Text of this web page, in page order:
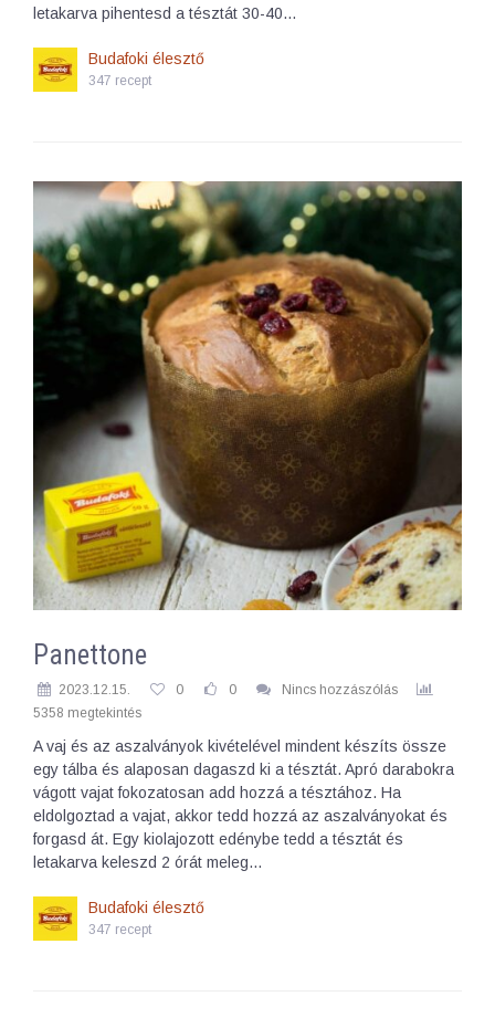
letakarva pihentesd a tésztát 30-40…
Budafoki élesztő
347 recept
Panettone
2023.12.15. 0 0
Nincs hozzászólás
5358 megtekintés
A vaj és az aszalványok kivételével mindent készíts össze
egy tálba és alaposan dagaszd ki a tésztát. Apró darabokra
vágott vajat fokozatosan add hozzá a tésztához. Ha
eldolgoztad a vajat, akkor tedd hozzá az aszalványokat és
forgasd át. Egy kiolajozott edénybe tedd a tésztát és
letakarva keleszd 2 órát meleg…
Budafoki élesztő
347 recept